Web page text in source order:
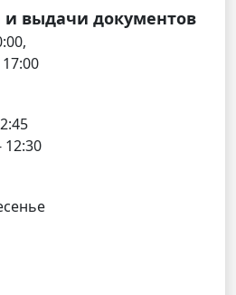
выдачи документов
17:00
12:30